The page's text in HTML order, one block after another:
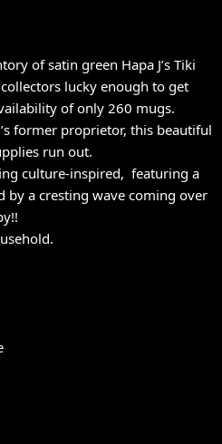
of satin green Hapa J’s Tiki
lucky enough to get
of only 260 mugs.
former proprietor, this beautiful
run out.
culture-inspired, featuring a
a cresting wave coming over